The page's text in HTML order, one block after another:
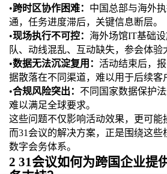
•跨时区协作困难： 中国总部与海外
通，任务进度滞后，关键信息断层。
•现场执行不可控： 海外场馆IT基础
队、动线混乱、互动缺失，参会体验
•数据无法沉淀复用： 活动结束后，
据散落在不同渠道，难以用于后续客
•合规风险突出： 不同国家数据保护
难以满足全球要求。
这些问题不仅影响活动效果，更可能
而31会议的解决方案，正是围绕这
数字会务体系。
2 31会议如何为跨国企业提